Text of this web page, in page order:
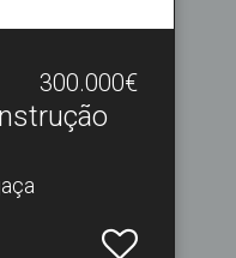
300.000€